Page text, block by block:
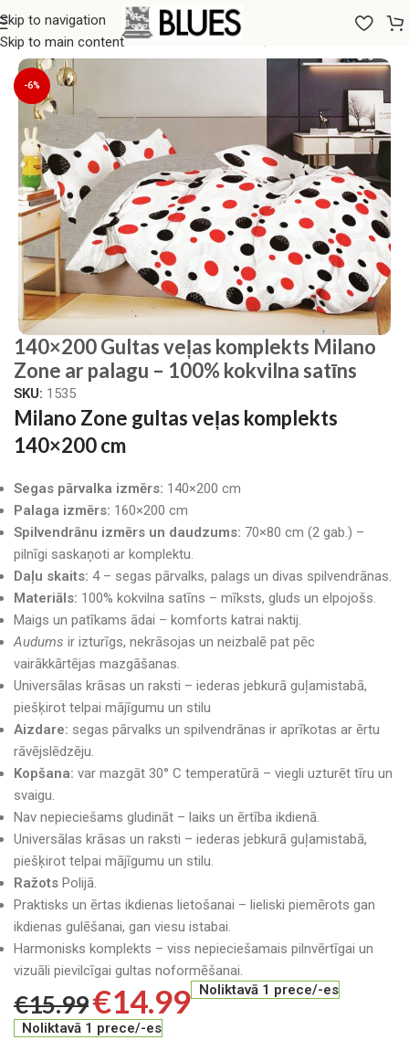
Skip to navigation
Skip to main content
Sākums/Gultas veļa/140x200 GULTAS VEĻAS KOMPLEKTI
-6%
140×200 Gultas veļas komplekts Milano
Zone ar palagu – 100% kokvilna satīns
SKU: 1535
Milano Zone gultas veļas komplekts
140×200 cm
Segas pārvalka izmērs: 140×200 cm
Palaga izmērs: 160×200 cm
Spilvendrānu izmērs un daudzums: 70×80 cm (2 gab.) –
pilnīgi saskaņoti ar komplektu.
Daļu skaits: 4 – segas pārvalks, palags un divas spilvendrānas.
Materiāls: 100% kokvilna satīns – mīksts, gluds un elpojošs.
Maigs un patīkams ādai – komforts katrai naktij.
Audums ir izturīgs, nekrāsojas un neizbalē pat pēc
vairākkārtējas mazgāšanas.
Universālas krāsas un raksti – iederas jebkurā guļamistabā,
piešķirot telpai mājīgumu un stilu
Aizdare: segas pārvalks un spilvendrānas ir aprīkotas ar ērtu
rāvējslēdzēju.
Kopšana: var mazgāt 30° C temperatūrā – viegli uzturēt tīru un
svaigu.
Nav nepieciešams gludināt – laiks un ērtība ikdienā.
Universālas krāsas un raksti – iederas jebkurā guļamistabā,
piešķirot telpai mājīgumu un stilu.
Ražots Polijā.
Praktisks un ērtas ikdienas lietošanai – lieliski piemērots gan
ikdienas gulēšanai, gan viesu istabai.
Harmonisks komplekts – viss nepieciešamais pilnvērtīgai un
vizuāli pievilcīgai gultas noformēšanai.
€15.99€14.99 Noliktavā 1 prece/-es
Noliktavā 1 prece/-es